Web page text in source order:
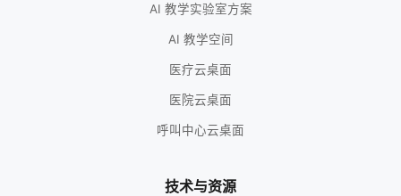
AI 教学实验室方案
AI 教学空间
医疗云桌面
医院云桌面
呼叫中心云桌面
技术与资源